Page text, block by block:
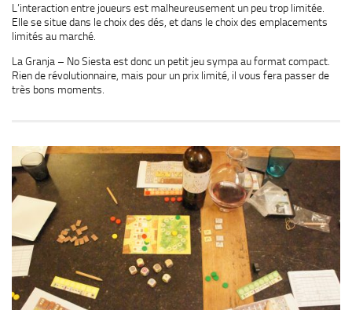
L’interaction entre joueurs est malheureusement un peu trop limitée.
Elle se situe dans le choix des dés, et dans le choix des emplacements
limités au marché.
La Granja – No Siesta est donc un petit jeu sympa au format compact.
Rien de révolutionnaire, mais pour un prix limité, il vous fera passer de
très bons moments.